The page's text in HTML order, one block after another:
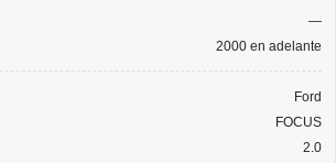
—
2000 en adelante
Ford
FOCUS
2.0